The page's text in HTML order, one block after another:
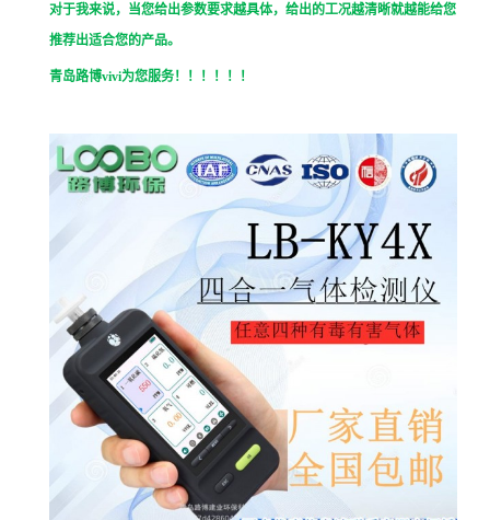
对于我来说，当您给出参数要求越具体，给出的工况越清晰就越能给您
推荐出适合您的产品。
青岛路博vivi为您服务！！！！！！